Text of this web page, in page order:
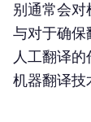
别通常会对
与对于确保
人工翻译
机器翻译技